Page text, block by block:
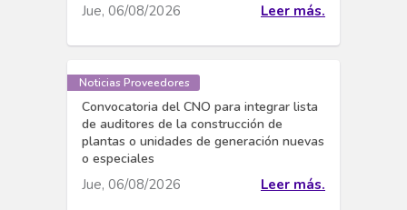
Jue, 06/08/2026 Leer más.
Noticias Proveedores
Convocatoria del CNO para integrar lista
de auditores de la construcción de
plantas o unidades de generación nuevas
o especiales
Jue, 06/08/2026 Leer más.